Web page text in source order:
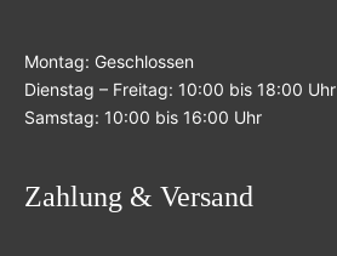
Montag: Geschlossen
Dienstag – Freitag: 10:00 bis 18:00 Uhr
Samstag: 10:00 bis 16:00 Uhr
Zahlung & Versand